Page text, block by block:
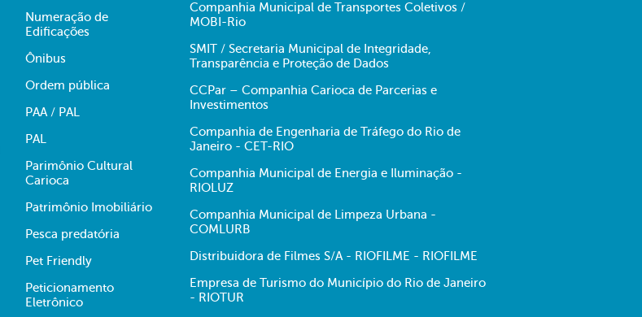
Numeração de
Edificações
Ônibus
Ordem pública
PAA / PAL
PAL
Parimônio Cultural
Carioca
Patrimônio Imobiliário
Pesca predatória
Pet Friendly
Peticionamento
Eletrônico
Companhia Municipal de Transportes Coletivos /
MOBI-Rio
SMIT / Secretaria Municipal de Integridade,
Transparência e Proteção de Dados
CCPar – Companhia Carioca de Parcerias e
Investimentos
Companhia de Engenharia de Tráfego do Rio de
Janeiro - CET-RIO
Companhia Municipal de Energia e Iluminação -
RIOLUZ
Companhia Municipal de Limpeza Urbana -
COMLURB
Distribuidora de Filmes S/A - RIOFILME - RIOFILME
Empresa de Turismo do Município do Rio de Janeiro
- RIOTUR